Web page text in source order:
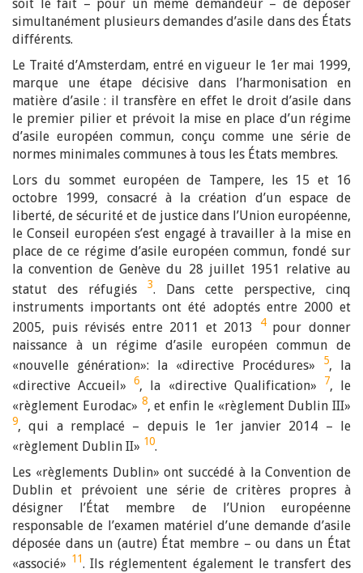
soit le fait – pour un même demandeur – de déposer
simultanément plusieurs demandes d’asile dans des États
différents.
Le Traité d’Amsterdam, entré en vigueur le 1er mai 1999,
marque une étape décisive dans l’harmonisation en
matière d’asile : il transfère en effet le droit d’asile dans
le premier pilier et prévoit la mise en place d’un régime
d’asile européen commun, conçu comme une série de
normes minimales communes à tous les États membres.
Lors du sommet européen de Tampere, les 15 et 16
octobre 1999, consacré à la création d’un espace de
liberté, de sécurité et de justice dans l’Union européenne,
le Conseil européen s’est engagé à travailler à la mise en
place de ce régime d’asile européen commun, fondé sur
la convention de Genève du 28 juillet 1951 relative au
statut des réfugiés 3. Dans cette perspective, cinq
instruments importants ont été adoptés entre 2000 et
2005, puis révisés entre 2011 et 2013
4pour donner
naissance à un régime d’asile européen commun de
«nouvelle génération»: la «directive Procédures»
5, la
«directive Accueil»6, la «directive Qualification» 7, le
«règlement Eurodac» 8, et enfin le «règlement Dublin III»
9, qui a remplacé – depuis le 1er janvier 2014 – le
«règlement Dublin II» 10.
Les «règlements Dublin» ont succédé à la Convention de
Dublin et prévoient une série de critères propres à
désigner l’État membre de l’Union européenne
responsable de l’examen matériel d’une demande d’asile
déposée dans un (autre) État membre – ou dans un État
«associé» 11. Ils réglementent également le transfert des